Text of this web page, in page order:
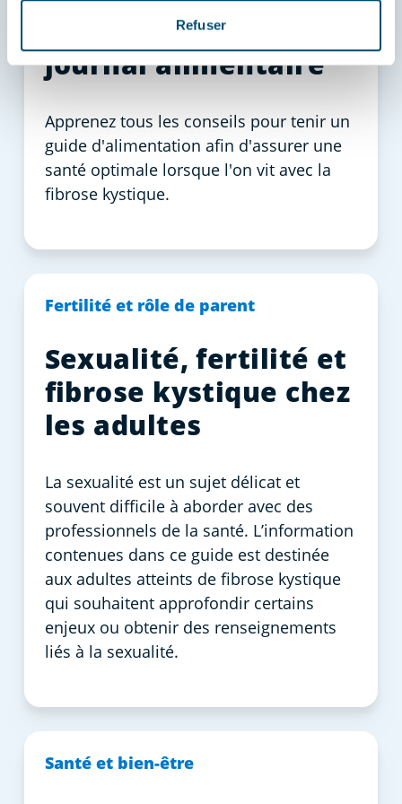
Refuser
Comment tenir un
journal alimentaire
Apprenez tous les conseils pour tenir un
guide d'alimentation afin d'assurer une
santé optimale lorsque l'on vit avec la
fibrose kystique.
Fertilité et rôle de parent
Sexualité, fertilité et
fibrose kystique chez
les adultes
La sexualité est un sujet délicat et
souvent difficile à aborder avec des
professionnels de la santé. L’information
contenues dans ce guide est destinée
aux adultes atteints de fibrose kystique
qui souhaitent approfondir certains
enjeux ou obtenir des renseignements
liés à la sexualité.
Santé et bien-être